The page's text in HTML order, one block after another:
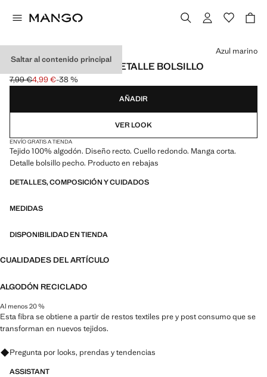
Saltar al contenido principal
CAMISETA ALGODÓN DETALLE BOLSILLO
Precio inicial tachado [7,99 € ]
7,99 €
Precio actual [4,99 € ]
4,99 €-38 %
Selecciona un color
Azul marino
AÑADIR
VER LOOK
ENVÍO GRATIS A TIENDA
Tejido 100% algodón. Diseño recto. Cuello redondo. Manga corta.
Detalle bolsillo pecho. Producto en rebajas
DETALLES, COMPOSICIÓN Y CUIDADOS
MEDIDAS
DISPONIBILIDAD EN TIENDA
CUALIDADES DEL ARTÍCULO
ALGODÓN RECICLADO
Al menos 20 %
Esta fibra se obtiene a partir de restos textiles pre y post consumo que se
transforman en nuevos tejidos.
Pregunta por looks, prendas y tendencias
ASSISTANT